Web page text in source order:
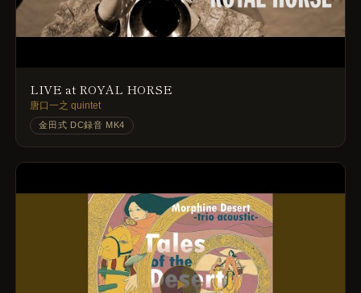
LIVE at ROYAL HORSE
唐口一之 quintet
金田式 DC録音 MK4
▶